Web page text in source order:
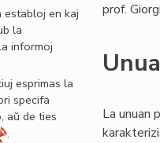
prof.
La unuan
en kaj
la
informoj
esprimas la
specifa
aŭ de ties
.